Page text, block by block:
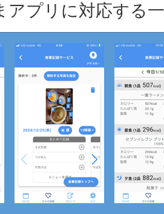
アプリに対応する